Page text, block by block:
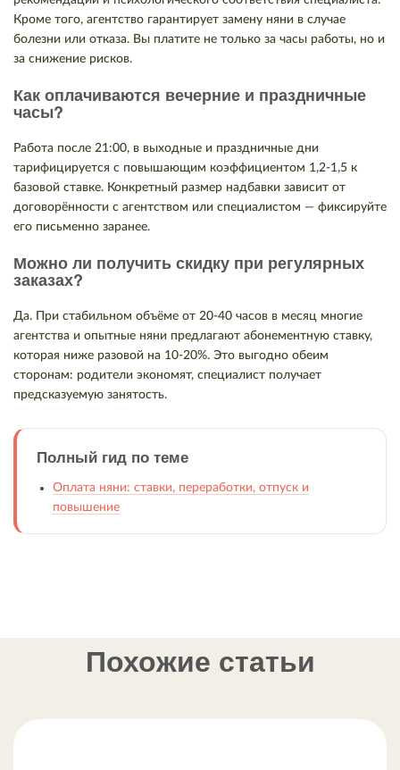
Кроме того, агентство гарантирует замену няни в случае
болезни или отказа. Вы платите не только за часы работы, но и
за снижение рисков.
Как оплачиваются вечерние и праздничные
часы?
Работа после 21:00, в выходные и праздничные дни
тарифицируется с повышающим коэффициентом 1,2-1,5 к
базовой ставке. Конкретный размер надбавки зависит от
договорённости с агентством или специалистом — фиксируйте
его письменно заранее.
Можно ли получить скидку при регулярных
заказах?
Да. При стабильном объёме от 20-40 часов в месяц многие
агентства и опытные няни предлагают абонементную ставку,
которая ниже разовой на 10-20%. Это выгодно обеим
сторонам: родители экономят, специалист получает
предсказуемую занятость.
Полный гид по теме
Оплата няни: ставки, переработки, отпуск и
повышение
Похожие статьи